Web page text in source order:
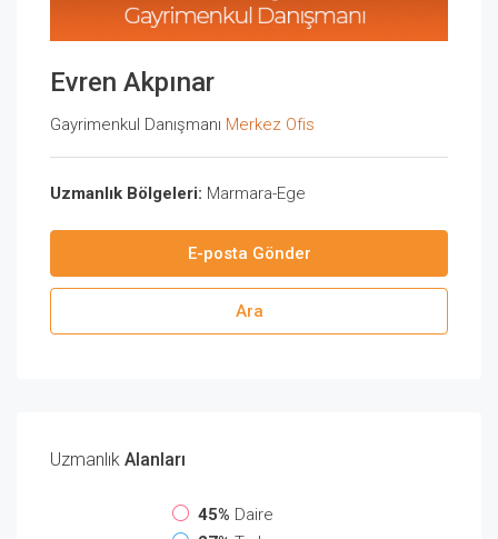
Evren Akpınar
Gayrimenkul Danışmanı Merkez Ofis
Uzmanlık Bölgeleri: Marmara-Ege
E-posta Gönder
Ara
Uzmanlık Alanları
45% Daire